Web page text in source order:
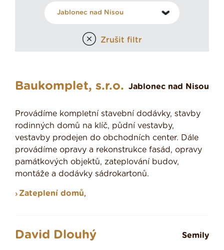
Zrušit filtr
Baukomplet, s.r.o. Jablonec nad Nisou
Provádíme kompletní stavební dodávky, stavby
rodinných domů na klíč, půdní vestavby,
vestavby prodejen do obchodních center. Dále
provádíme opravy a rekonstrukce fasád, opravy
památkových objektů, zateplování budov,
montáže a dodávky sádrokartonů.
Zateplení domů,
David Dlouhý Semily